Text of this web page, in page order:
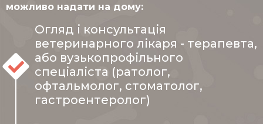
можливо надати на дому:
Огляд і консультація
ветеринарного лікаря - терапевта,
або вузькопрофільного
спеціаліста (ратолог,
офтальмолог, стоматолог,
гастроентеролог)